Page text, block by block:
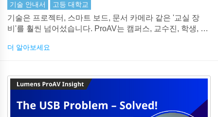
기술 안내서 고등 대학교
기술은 프로젝터, 스마트 보드, 문서 카메라 같은 '교실 장
비'를 훨씬 넘어섰습니다. ProAV는 캠퍼스, 교수진, 학생, 그
더 알아보세요